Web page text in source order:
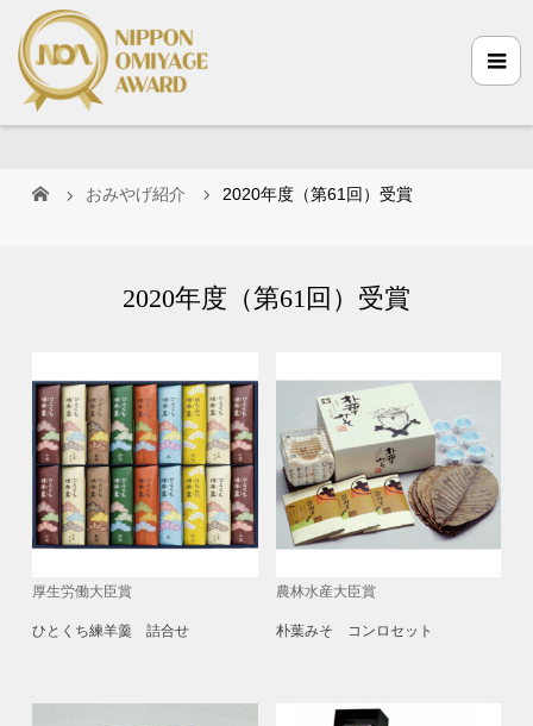
おみやげ紹介 2020年度（第61回）受賞
2020年度（第61回）受賞
厚生労働大臣賞
ひとくち練羊羹 詰合せ
農林水産大臣賞
朴葉みそ コンロセット